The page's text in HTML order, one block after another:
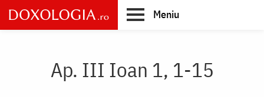
Skip
to
main
Meniu
Ap. III Ioan 1, 1-15